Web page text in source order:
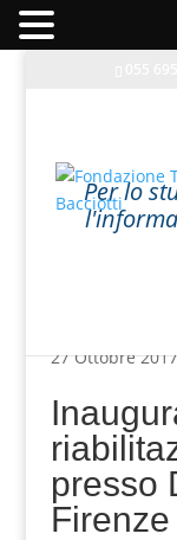
In caso di
mail a
dalle 9 alle 13
Per lo
27 Ottobre
presso
Firenze